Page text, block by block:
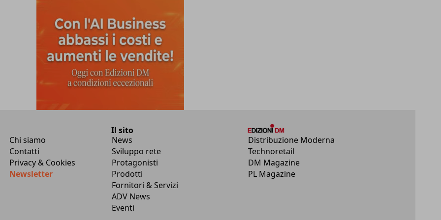
Il sito
Chi siamo
Contatti
Privacy & Cookies
Newsletter
News
Sviluppo rete
Protagonisti
Prodotti
Fornitori & Servizi
ADV News
Eventi
Distribuzione Moderna
Technoretail
DM Magazine
PL Magazine